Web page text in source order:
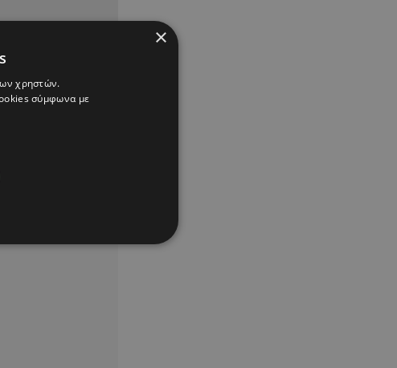
×
χρηστών.
σύμφωνα με